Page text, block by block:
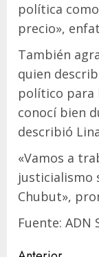
política
precio»,
También
quien
político para
conocí bien
describió
«Vamos a
justicialismo
Chubut»,
Fuente: ADN